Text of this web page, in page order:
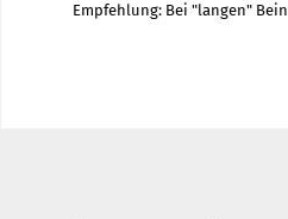
Empfehlung: Bei "langen"